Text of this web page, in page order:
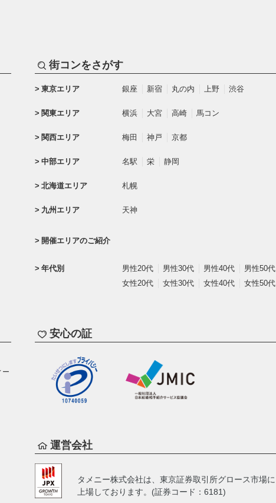
街コンをさがす
東京エリア 銀座 新宿 丸の内 上野 渋谷
関東エリア 横浜 大宮 高崎 馬コン
関西エリア 梅田 神戸 京都
中部エリア 名駅 栄 静岡
北海道エリア 札幌
九州エリア 天神
開催エリアのご紹介
年代別 男性20代 男性30代 男性40代
男性50代
女性20代
女性30代 女性40代 女性50代
ー
安心の証
運営会社
タメニー株式会社は、 東京証券取引所グロース市場に
上場しております。(証券コード：6181)